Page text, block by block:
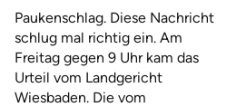
Paukenschlag. Diese Nachricht
schlug mal richtig ein. Am
Freitag gegen 9 Uhr kam das
Urteil vom Landgericht
Wiesbaden. Die vom